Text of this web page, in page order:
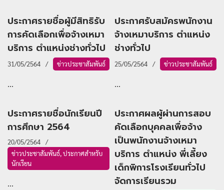
ประกาศรายชื่อผู้มีสิทธิรับ
การคัดเลือกเพื่อจ้างเหมา
บริการ ตำแหน่งช่างทั่วไป
31/05/2564 ข่าวประชาสัมพันธ์
...
ประกาศรับสมัครพนักงาน
จ้างเหมาบริการ ตำแหน่ง
ช่างทั่วไป
25/05/2564 ข่าวประชาสัมพันธ์
...
ประกาศรายชื่อนักเรียนปี
การศึกษา 2564
20/05/2564
ข่าวประชาสัมพันธ์,ประกาศสำหรับ
นักเรียน
...
ประกาศผลผู้ผ่านการสอบ
คัดเลือกบุคคลเพื่อจ้าง
เป็นพนักงานจ้างเหมา
บริการ ตำแหน่ง พี่เลี้ยง
เด็กพิการโรงเรียนทั่วไป
จัดการเรียนรวม